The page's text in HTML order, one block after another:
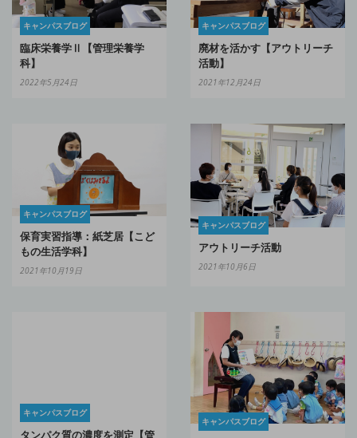
キャンパスブログ
臨床栄養学Ⅱ【管理栄養学
科】
2022年5月24日
キャンパスブログ
廃材を活かす【アウトリーチ
活動】
2021年12月24日
キャンパスブログ
保育実習指導：紙芝居【こど
もの生活学科】
2021年10月19日
キャンパスブログ
アウトリーチ活動
2021年10月6日
キャンパスブログ
タンパク質の濃度を測定【管
キャンパスブログ